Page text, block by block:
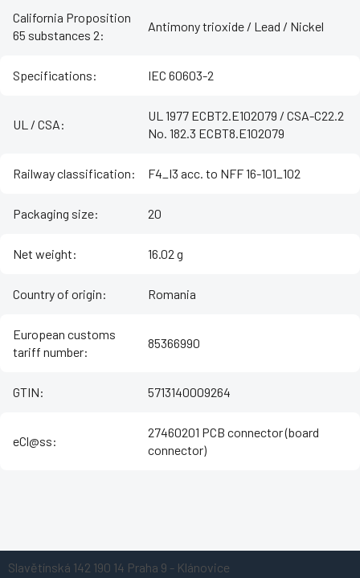
California Proposition
65 substances 2:
Antimony trioxide / Lead / Nickel
Specifications: IEC 60603-2
UL / CSA:
UL 1977 ECBT2.E102079 / CSA-C22.2
No. 182.3 ECBT8.E102079
Railway classification: F4_I3 acc. to NFF 16-101_102
Packaging size: 20
Net weight: 16.02 g
Country of origin: Romania
European customs
tariff number:
85366990
GTIN: 5713140009264
eCl@ss:
27460201 PCB connector (board
connector)
Slavětínská 142 190 14 Praha 9 - Klánovice